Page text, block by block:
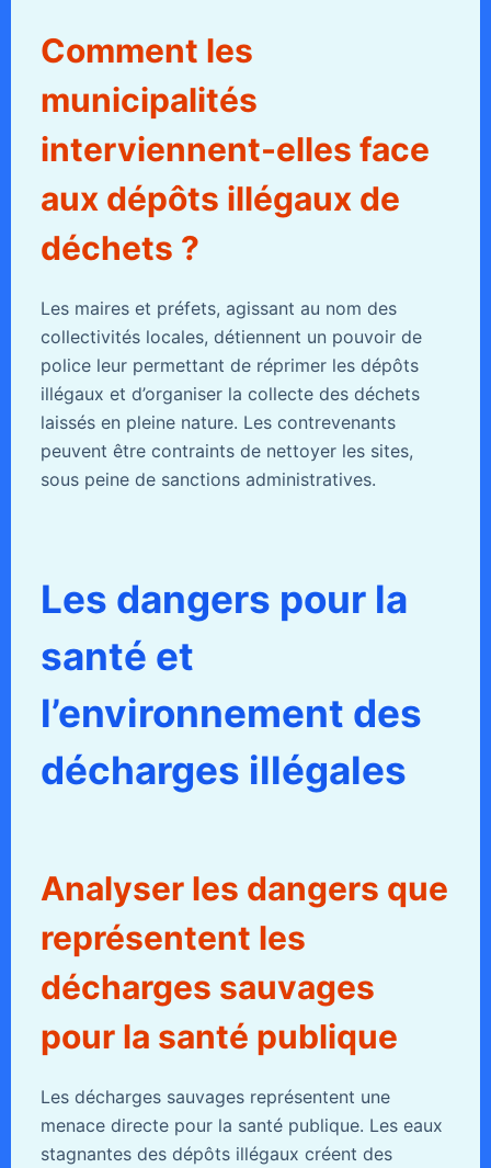
Comment les
municipalités
interviennent-elles face
aux dépôts illégaux de
déchets ?
Les maires et préfets, agissant au nom des
collectivités locales, détiennent un pouvoir de
police leur permettant de réprimer les dépôts
illégaux et d’organiser la collecte des déchets
laissés en pleine nature. Les contrevenants
peuvent être contraints de nettoyer les sites,
sous peine de sanctions administratives.
Les dangers pour la
santé et
l’environnement des
décharges illégales
Analyser les dangers que
représentent les
décharges sauvages
pour la santé publique
Les décharges sauvages représentent une
menace directe pour la santé publique. Les eaux
stagnantes des dépôts illégaux créent des